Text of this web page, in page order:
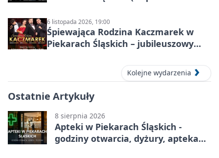
6 listopada 2026, 19:00
Śpiewająca Rodzina Kaczmarek w
Piekarach Śląskich – jubileuszowy
Kolejne wydarzenia
Ostatnie Artykuły
8 sierpnia 2026
Apteki w Piekarach Śląskich -
godziny otwarcia, dyżury, apteka